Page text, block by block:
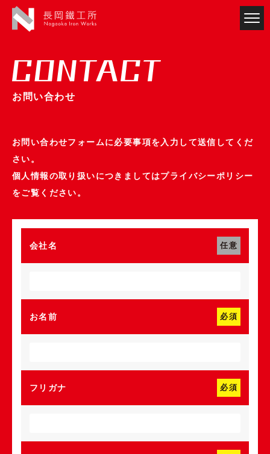
お問い合わせ
お問い合わせフォームに必要事項を入力して送信してくだ
さい。
個人情報の取り扱いにつきましてはプライバシーポリシー
をご覧ください。
会社名 任意
お名前 必須
フリガナ 必須